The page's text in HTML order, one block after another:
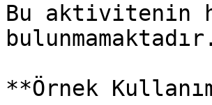
Bu aktivitenin
**Örnek